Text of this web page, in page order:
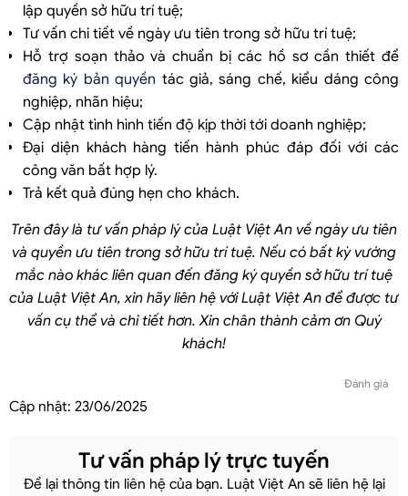
lập quyền sở hữu trí tuệ;
Tư vấn chi tiết về ngày ưu tiên trong sở hữu trí tuệ;
Hỗ trợ soạn thảo và chuẩn bị các hồ sơ cần thiết để
đăng ký bản quyền tác giả, sáng chế, kiểu dáng công
nghiệp, nhãn hiệu;
Cập nhật tình hình tiến độ kịp thời tới doanh nghiệp;
Đại diện khách hàng tiến hành phúc đáp đối với các
công văn bất hợp lý.
Trả kết quả đúng hẹn cho khách.
Trên đây là tư vấn pháp lý của Luật Việt An về ngày ưu tiên
và quyền ưu tiên trong sở hữu trí tuệ. Nếu có bất kỳ vướng
mắc nào khác liên quan đến đăng ký quyền sở hữu trí tuệ
của Luật Việt An, xin hãy liên hệ với Luật Việt An để được tư
vấn cụ thể và chi tiết hơn. Xin chân thành cảm ơn Quý
khách!
Đánh giá
Cập nhật: 23/06/2025
Tư vấn pháp lý trực tuyến
Để lại thông tin liên hệ của bạn. Luật Việt An sẽ liên hệ lại